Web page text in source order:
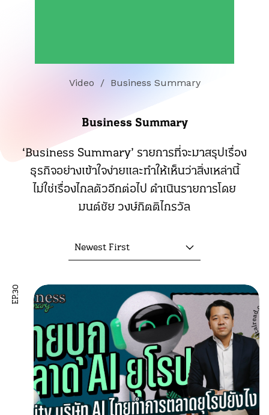
Video / Business Summary
Business Summary
‘Business Summary’ รายการที่จะมาสรุปเรื่อง
ธุรกิจอย่างเข้าใจง่ายและทำให้เห็นว่าสิ่งเหล่านี้
ไม่ใช่เรื่องไกลตัวอีกต่อไป ดำเนินรายการโดย
มนต์ชัย วงษ์กิตติไกรวัล
Newest First
EP.30